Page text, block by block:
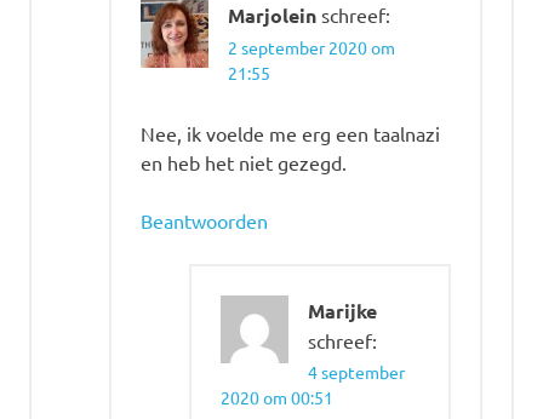
Marjolein schreef:
2 september 2020 om
21:55
Nee, ik voelde me erg een taalnazi
en heb het niet gezegd.
Beantwoorden
Marijke
schreef:
4 september
2020 om 00:51